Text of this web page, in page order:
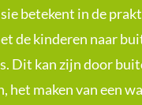
betekent in de
de kinderen naar
Dit kan zijn door
het maken van een